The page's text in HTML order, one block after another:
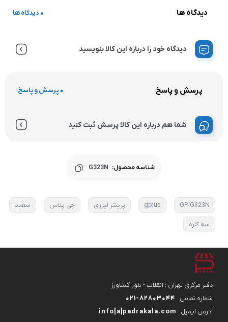
دیدگاه ها 0 دیدگاه ها
دیدگاه خود را درباره این کالا بنویسید
پرسش و پاسخ 0 پرسش و پاسخ
شما هم درباره این کالا پرسش ثبت کنید
شناسه محصول: G323N
GP-G323N
gplus پرینتر لیزری جی پلاس سفید
سه کاره
دفتر مرکزی تهران : انقلاب - بلور کشاورز
شماره تماس
۰۲۱-۸۲۸۰۳۰۴۴
آدرس ایمیل
info[a]padrakala.com